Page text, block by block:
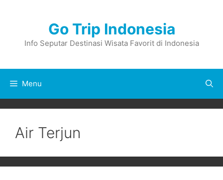
Go Trip Indonesia
Info Seputar Destinasi Wisata Favorit di Indonesia
Menu
Air Terjun